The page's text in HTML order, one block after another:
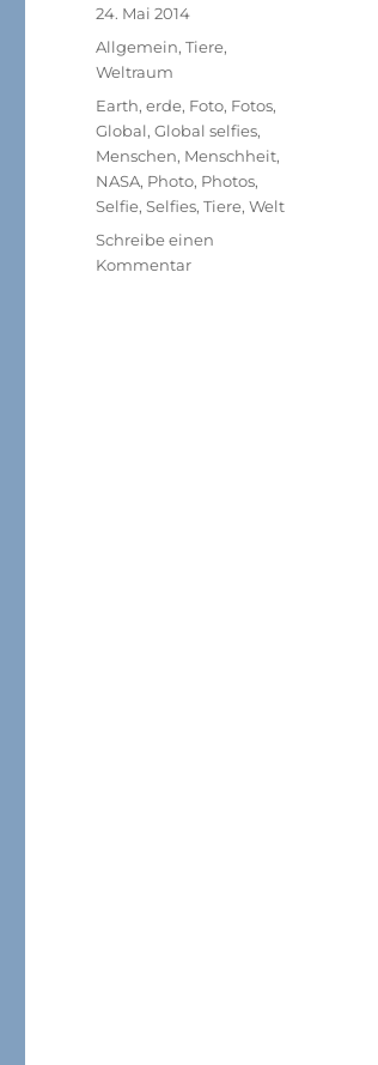
Veröffentlicht
am
24. Mai 2014
Kategorien
Allgemein,Tiere,
Weltraum
Schlagwörter
Earth,erde, Foto, Fotos,
Global,Global selfies,
Menschen, Menschheit,
NASA, Photo, Photos,
Selfie,Selfies,Tiere,Welt
Schreibe einen
Kommentarzu